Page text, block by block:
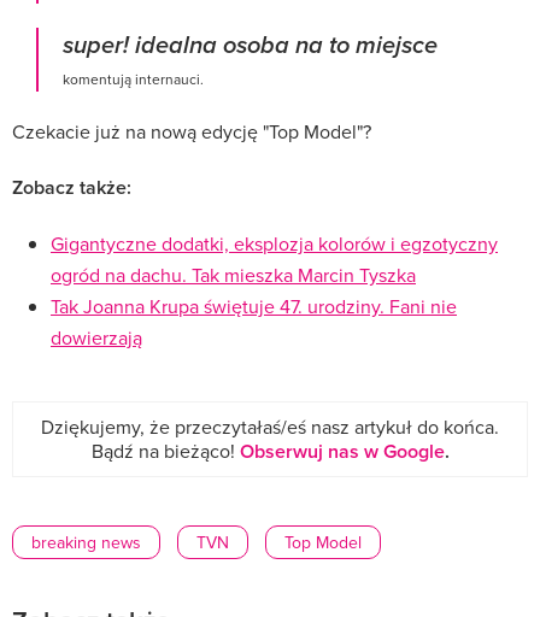
super! idealna osoba na to miejsce
komentują internauci.
Czekacie już na nową edycję "Top Model"?
Zobacz także:
Gigantyczne dodatki, eksplozja kolorów i egzotyczny
ogród na dachu. Tak mieszka Marcin Tyszka
Tak Joanna Krupa świętuje 47. urodziny. Fani nie
dowierzają
Dziękujemy, że przeczytałaś/eś nasz artykuł do końca.
Bądź na bieżąco! Obserwuj nas w Google.
breaking news TVN Top Model